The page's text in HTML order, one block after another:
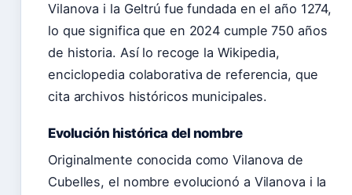
Vilanova i la Geltrú fue fundada en el año 1274,
lo que significa que en 2024 cumple 750 años
de historia. Así lo recoge la Wikipedia,
enciclopedia colaborativa de referencia, que
cita archivos históricos municipales.
Evolución histórica del nombre
Originalmente conocida como Vilanova de
Cubelles, el nombre evolucionó a Vilanova i la